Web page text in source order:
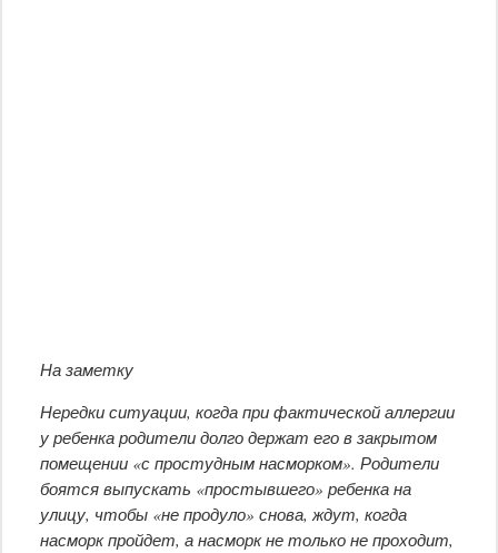
На заметку
Нередки ситуации, когда при фактической аллергии
у ребенка родители долго держат его в закрытом
помещении «с простудным насморком». Родители
боятся выпускать «простывшего» ребенка на
улицу, чтобы «не продуло» снова, ждут, когда
насморк пройдет, а насморк не только не проходит,